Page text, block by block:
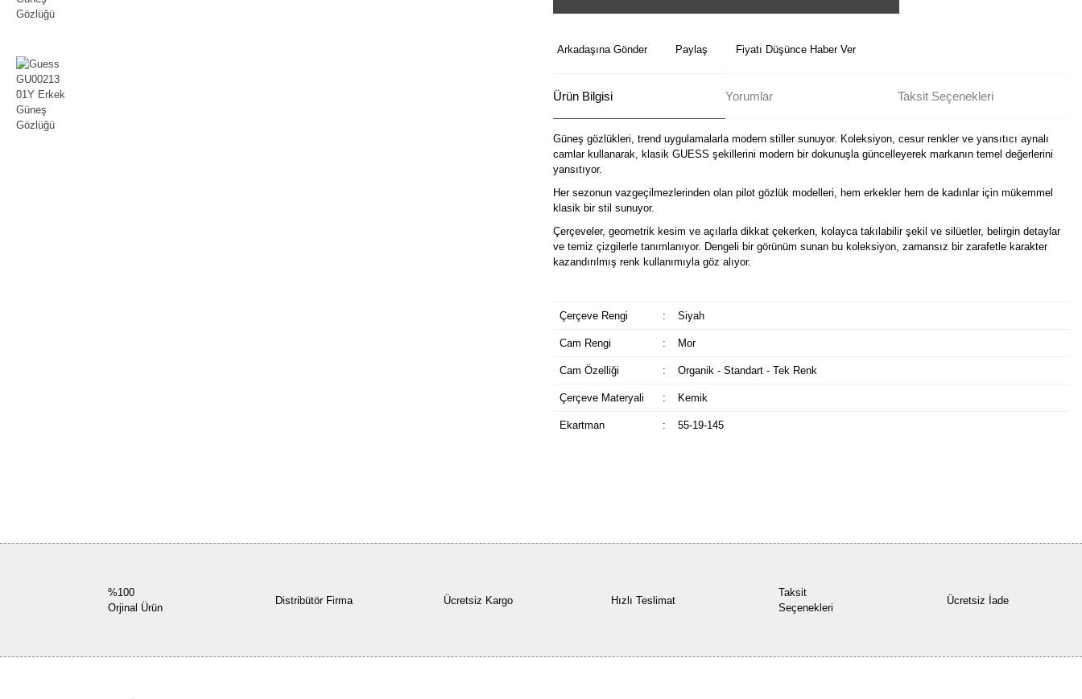
Arkadaşına Gönder Paylaş Fiyatı Düşünce Haber Ver
Ürün Bilgisi Yorumlar Taksit Seçenekleri
Güneş gözlükleri, trend uygulamalarla modern stiller sunuyor. Koleksiyon, cesur renkler ve yansıtıcı aynalı
camlar kullanarak, klasik GUESS şekillerini modern bir dokunuşla güncelleyerek markanın temel değerlerini
yansıtıyor.
Her sezonun vazgeçilmezlerinden olan pilot gözlük modelleri, hem erkekler hem de kadınlar için mükemmel
klasik bir stil sunuyor.
Çerçeveler, geometrik kesim ve açılarla dikkat çekerken, kolayca takılabilir şekil ve silüetler, belirgin detaylar
ve temiz çizgilerle tanımlanıyor. Dengeli bir görünüm sunan bu koleksiyon, zamansız bir zarafetle karakter
kazandırılmış renk kullanımıyla göz alıyor.
Çerçeve Rengi : Siyah
Cam Rengi : Mor
Cam Özelliği : Organik - Standart - Tek Renk
Çerçeve Materyali : Kemik
Ekartman : 55-19-145
%100
Orjinal Ürün
Distribütör Firma Ücretsiz Kargo Hızlı Teslimat
Taksit
Seçenekleri
Ücretsiz İade